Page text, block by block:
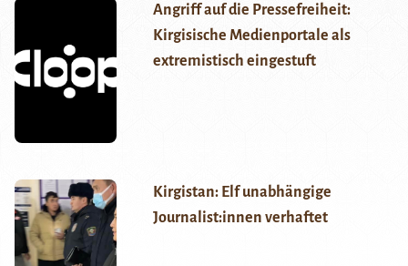
Angriff auf die Pressefreiheit:
Kirgisische Medienportale als
extremistisch eingestuft
Kirgistan: Elf unabhängige
Journalist:innen verhaftet